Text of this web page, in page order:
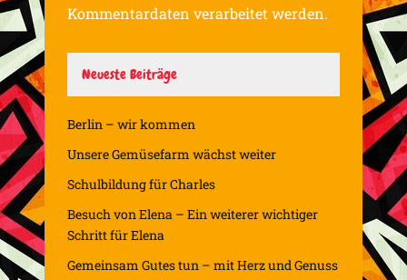
Kommentardaten verarbeitet werden.
Neueste Beiträge
Berlin – wir kommen
Unsere Gemüsefarm wächst weiter
Schulbildung für Charles
Besuch von Elena – Ein weiterer wichtiger
Schritt für Elena
Gemeinsam Gutes tun – mit Herz und Genuss